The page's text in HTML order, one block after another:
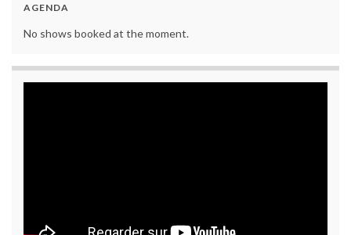
AGENDA
No shows booked at the moment.